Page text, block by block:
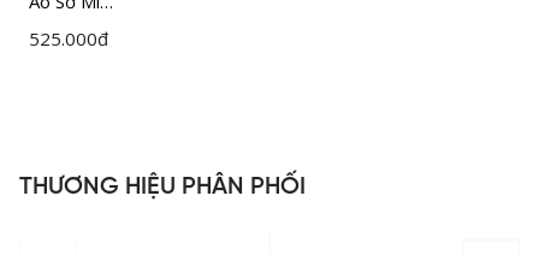
Nam Trắng
525.000đ
THƯƠNG HIỆU PHÂN PHỐI